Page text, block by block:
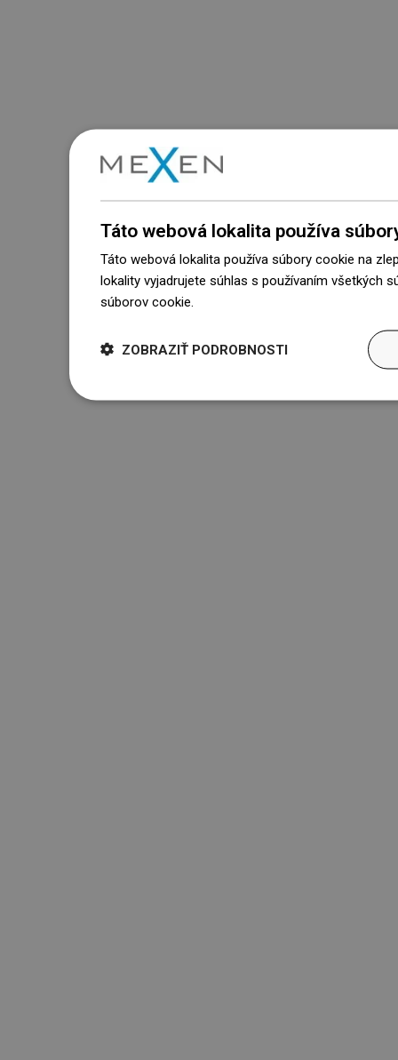
Táto webová lokalita používa
Táto webová lokalita používa súbory cookie na
lokality vyjadrujete súhlas s používaním všetkých
súborov cookie.
ZOBRAZIŤ PODROBNOSTI